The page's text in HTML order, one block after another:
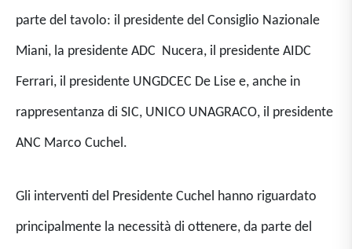
parte del tavolo: il presidente del Consiglio Nazionale
Miani, la presidente ADC Nucera, il presidente AIDC
Ferrari, il presidente UNGDCEC De Lise e, anche in
rappresentanza di SIC, UNICO UNAGRACO, il presidente
ANC Marco Cuchel.
Gli interventi del Presidente Cuchel hanno riguardato
principalmente la necessità di ottenere, da parte del